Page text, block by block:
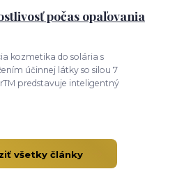
počas opaľovania
kozmetika do solária s
účinnej látky so silou 7
predstavuje inteligentný
všetky články